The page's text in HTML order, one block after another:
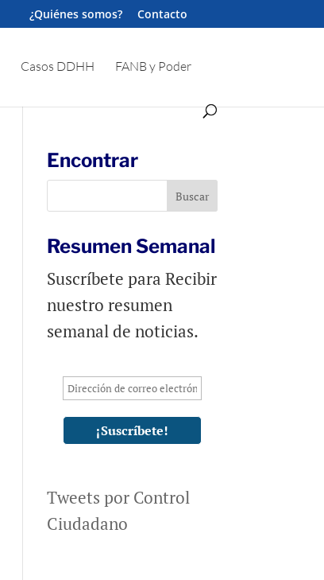
¿Quiénes somos? Contacto
Casos DDHH FANB y Poder
Encontrar
Resumen Semanal
Suscríbete para Recibir
nuestro resumen
semanal de noticias.
Tweets por Control
Ciudadano